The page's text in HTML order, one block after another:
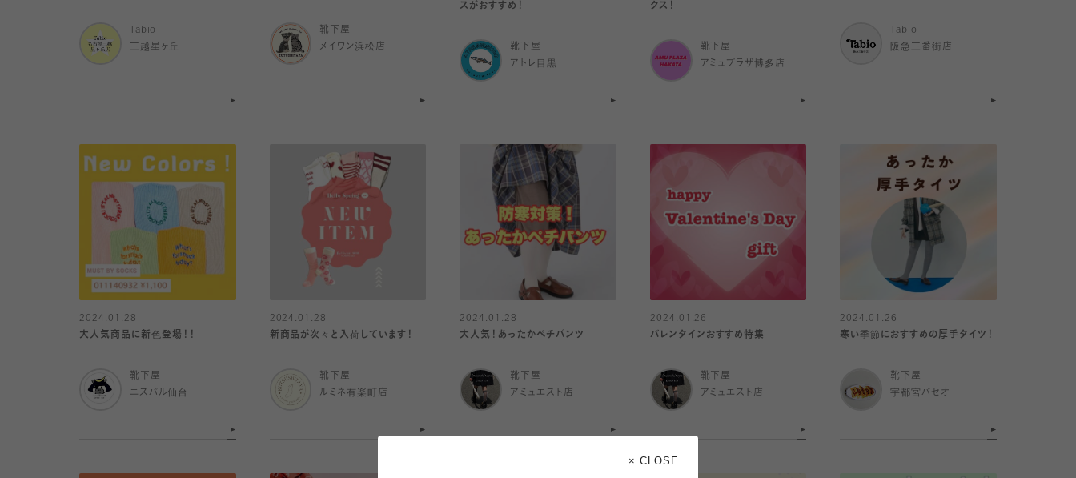
Tabio
三越星ヶ丘
靴下屋
メイワン浜松店
スがおすすめ！
靴下屋
アトレ目黒
クス！
靴下屋
アミュプラザ博多店
Tabio
阪急三番街店
2024.01.28
大人気商品に新色登場！！
靴下屋
エスパル仙台
2024.01.28
新商品が次々と入荷しています！
靴下屋
ルミネ有楽町店
2024.01.28
大人気！あったかペチパンツ
靴下屋
アミュエスト店
2024.01.26
バレンタインおすすめ特集
靴下屋
アミュエスト店
2024.01.26
寒い季節におすすめの厚手タイツ！
靴下屋
宇都宮パセオ
× CLOSE